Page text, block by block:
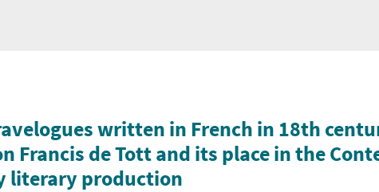
written in French in 18th
Francis de Tott and its place in the
literary production